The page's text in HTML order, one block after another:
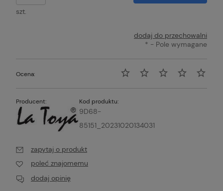
szt.
dodaj do przechowalni
* - Pole wymagane
Ocena:
Producent: Kod produktu:
9D68-
85151_20231020134031
zapytaj o produkt
poleć znajomemu
dodaj opinię